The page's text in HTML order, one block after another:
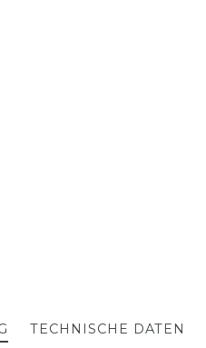
TECHNISCHE DATEN